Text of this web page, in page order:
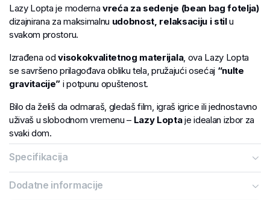
Lazy Lopta je moderna vreća za sedenje (bean bag fotelja)
dizajnirana za maksimalnu udobnost, relaksaciju i stilu
svakom prostoru.
Izrađena odvisokokvalitetnog materijala, ova Lazy Lopta
se savršeno prilagođava obliku tela, pružajući osećaj “nulte
gravitacije” i potpunu opuštenost.
Bilo da želiš da odmaraš, gledaš film, igraš igrice ili jednostavno
uživaš u slobodnom vremenu – Lazy Loptaje idealan izbor za
svaki dom.
Specifikacija
Dodatne informacije